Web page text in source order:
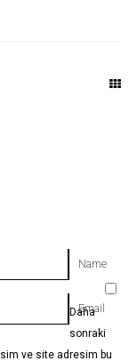
Name
Email
Daha
sonraki
ve site adresim bu